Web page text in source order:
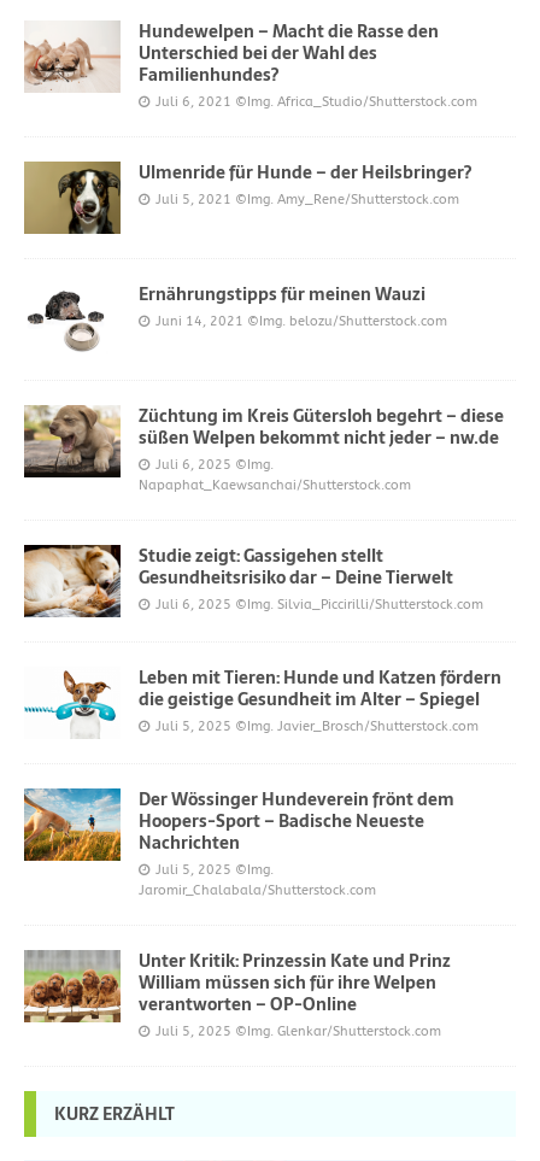
Hundewelpen – Macht die Rasse den
Unterschied bei der Wahl des
Familienhundes?
Juli 6, 2021 ©Img. Africa_Studio/Shutterstock.com
Ulmenride für Hunde – der Heilsbringer?
Juli 5, 2021 ©Img. Amy_Rene/Shutterstock.com
Ernährungstipps für meinen Wauzi
Juni 14, 2021 ©Img. belozu/Shutterstock.com
Züchtung im Kreis Gütersloh begehrt – diese
süßen Welpen bekommt nicht jeder – nw.de
Juli 6, 2025 ©Img.
Napaphat_Kaewsanchai/Shutterstock.com
Studie zeigt: Gassigehen stellt
Gesundheitsrisiko dar – Deine Tierwelt
Juli 6, 2025 ©Img. Silvia_Piccirilli/Shutterstock.com
Leben mit Tieren: Hunde und Katzen fördern
die geistige Gesundheit im Alter – Spiegel
Juli 5, 2025 ©Img. Javier_Brosch/Shutterstock.com
Der Wössinger Hundeverein frönt dem
Hoopers-Sport – Badische Neueste
Nachrichten
Juli 5, 2025 ©Img.
Jaromir_Chalabala/Shutterstock.com
Unter Kritik: Prinzessin Kate und Prinz
William müssen sich für ihre Welpen
verantworten – OP-Online
Juli 5, 2025 ©Img. Glenkar/Shutterstock.com
KURZ ERZÄHLT